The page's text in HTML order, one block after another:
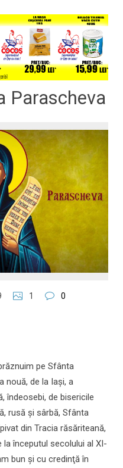
Parascheva
1
0
pe Sfânta
nouă, de la Iaşi, a
îndeosebi, de bisericile
rusă şi sârbă, Sfânta
din Tracia răsăriteană,
începutul secolului al XI-
bun şi cu credinţă în